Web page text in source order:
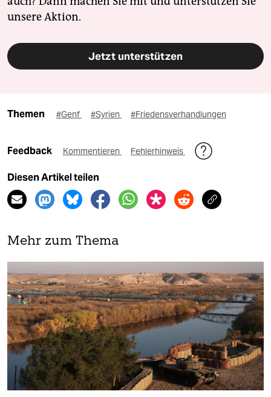
unsere Aktion.
Jetzt unterstützen
Themen #Genf #Syrien #Friedensverhandlungen
Feedback Kommentieren Fehlerhinweis
Diesen Artikel teilen
Mehr zum Thema